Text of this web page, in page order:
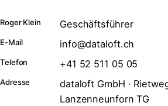
Roger Klein Geschäftsführer
E-Mail info@dataloft.ch
Telefon +41 52 511 05 05
Adresse
dataloft GmbH ·
Lanzenneunforn TG